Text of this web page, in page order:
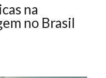
na
no Brasil